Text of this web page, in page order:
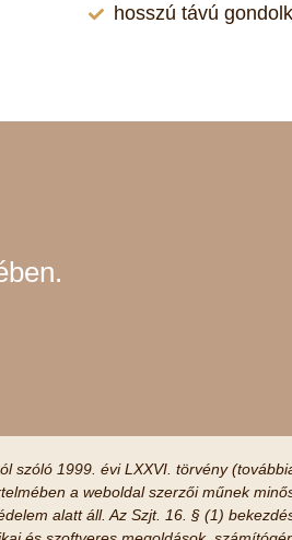
hosszú távú
szóló 1999. évi LXXVI. törvény
a weboldal szerzői műnek
alatt áll. Az Szjt. 16. § (1)